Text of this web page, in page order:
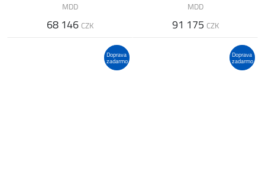
MDD
68 146 CZK
MDD
91 175 CZK
Doprava
zadarmo
Doprava
zadarmo